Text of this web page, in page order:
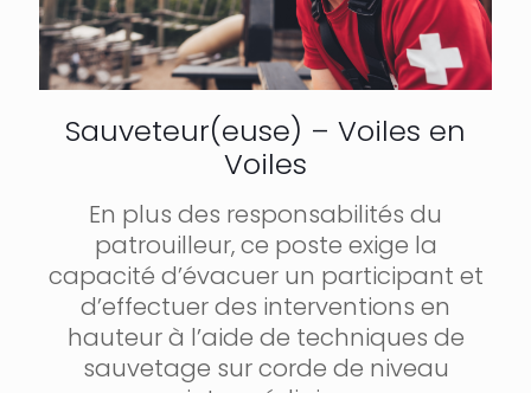
Sauveteur(euse) – Voiles en
Voiles
En plus des responsabilités du
patrouilleur, ce poste exige la
capacité d’évacuer un participant et
d’effectuer des interventions en
hauteur à l’aide de techniques de
sauvetage sur corde de niveau